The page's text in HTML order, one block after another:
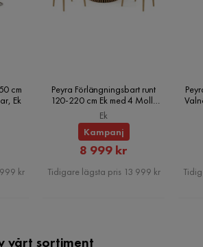
cm
Ek
kr
Peyra Förlängningsbart runt
120-220 cm Ek med 4 Molly
Matstolar, Ek
Ek
Kampanj
Rabatterat
Pris
8 999 kr
Tidigare lägsta pris 13 999 kr
vårt sortiment